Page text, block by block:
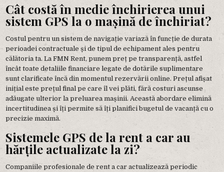
Cât costă în medie închirierea unui
sistem GPS la o mașină de închiriat?
Costul pentru un sistem de navigație variază în funcție de durata
perioadei contractuale și de tipul de echipament ales pentru
călătoria ta. La FMN Rent, punem preț pe transparență, astfel
încât toate detaliile financiare legate de dotările suplimentare
sunt clarificate încă din momentul rezervării online. Prețul afișat
inițial este prețul final pe care îl vei plăti, fără costuri ascunse
adăugate ulterior la preluarea mașinii. Această abordare elimină
incertitudinea și îți permite să îți planifici bugetul de vacanță cu o
precizie maximă.
Sistemele GPS de la rent a car au
hărțile actualizate la zi?
Companiile profesionale de rent a car actualizează periodic